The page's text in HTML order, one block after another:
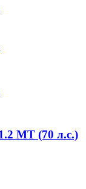
MT (70 л.с.)